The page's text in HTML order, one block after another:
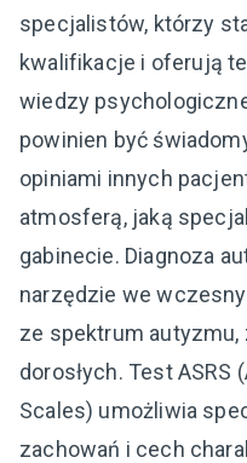
specjalistów, którzy
kwalifikacje i oferują
wiedzy
powinien być
opiniami innych
atmosferą, jaką
gabinecie. Diagnoza
narzędzie we
ze spektrum autyzmu,
dorosłych. Test
Scales) umożliwia
zachowań i cech